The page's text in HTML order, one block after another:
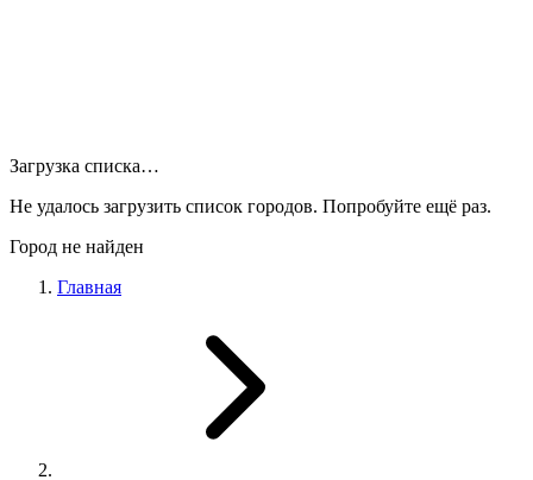
Загрузка списка…
Не удалось загрузить список городов. Попробуйте ещё раз.
Город не найден
Главная